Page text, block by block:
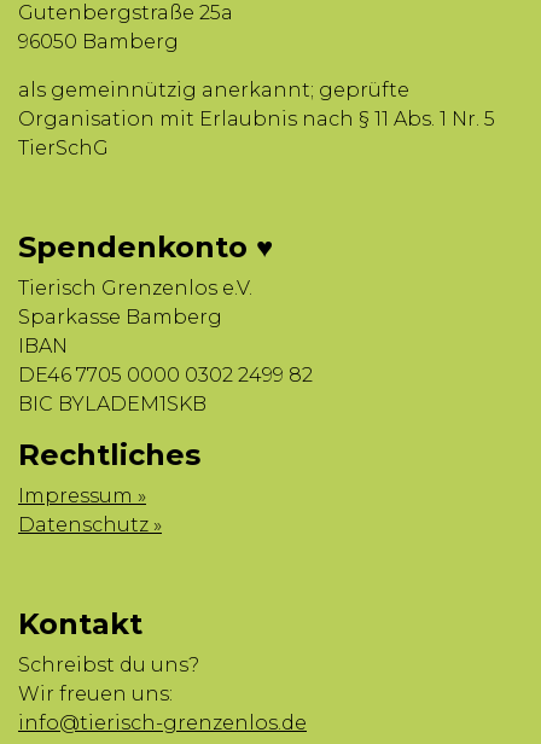
Gutenbergstraße 25a
96050 Bamberg
als gemeinnützig anerkannt; geprüfte
Organisation mit Erlaubnis nach § 11 Abs. 1 Nr. 5
TierSchG
Spendenkonto ♥
Tierisch Grenzenlos e.V.
Sparkasse Bamberg
IBAN
DE46 7705 0000 0302 2499 82
BIC BYLADEM1SKB
Rechtliches
Impressum »
Datenschutz »
Kontakt
Schreibst du uns?
Wir freuen uns:
info@tierisch-grenzenlos.de